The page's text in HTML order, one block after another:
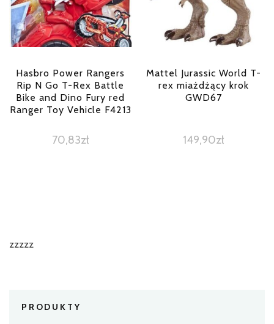
Hasbro Power Rangers
Rip N Go T-Rex Battle
Bike and Dino Fury red
Ranger Toy Vehicle F4213
70,83zł
Mattel Jurassic World T-
rex miażdżący krok
GWD67
149,90zł
zzzzz
PRODUKTY